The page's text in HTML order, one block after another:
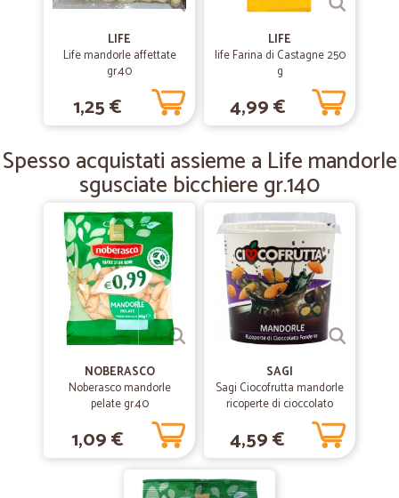
Mi sono trovata molto bene non avendo la possibilità di andare a fare
la spesa ho voluto provare questo servizio. Tutto arrivato
correttamente ed imballato alla perfezione. Sono rimasta sorpresa e
ricomprerò sicuramente da voi
25/09/2019
—Antonio C.
Siamo molto contenti
—Giampaolo B.
ottimo servizio
ottimo servizio
LIFE
Life mandorle affettate
gr.40
1,25 €
LIFE
life Farina di Castagne 250
g
4,99 €
Spesso acquistati assieme a Life mandorle
sgusciate bicchiere gr.140
NOBERASCO
Noberasco mandorle
pelate gr.40
1,09 €
SAGI
Sagi Ciocofrutta mandorle
ricoperte di cioccolato
fondente gr.135
4,59 €